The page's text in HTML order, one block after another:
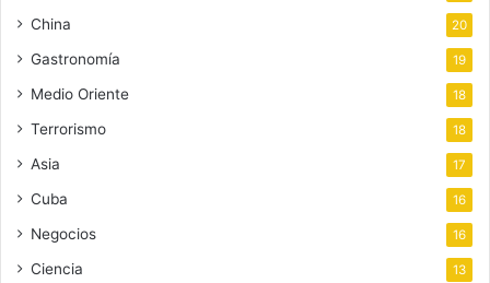
China 20
Gastronomía 19
Medio Oriente 18
Terrorismo 18
Asia 17
Cuba 16
Negocios 16
Ciencia 13